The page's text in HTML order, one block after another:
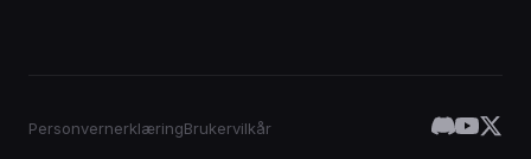
PersonvernerklæringBrukervilkår